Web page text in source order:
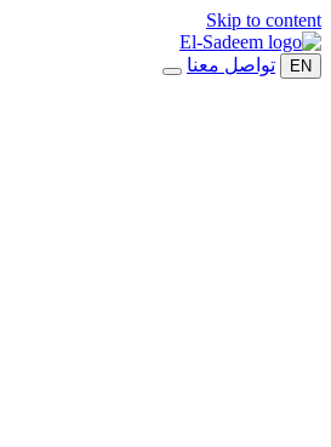
Skip to content
EN تواصل معنا